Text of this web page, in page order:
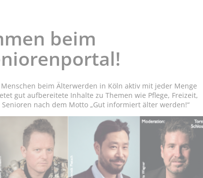
beim
beim Älterwerden in Köln aktiv mit jeder Menge
gut aufbereitete Inhalte zu Themen wie Pflege, Freizeit,
nach dem Motto „Gut informiert älter werden!“